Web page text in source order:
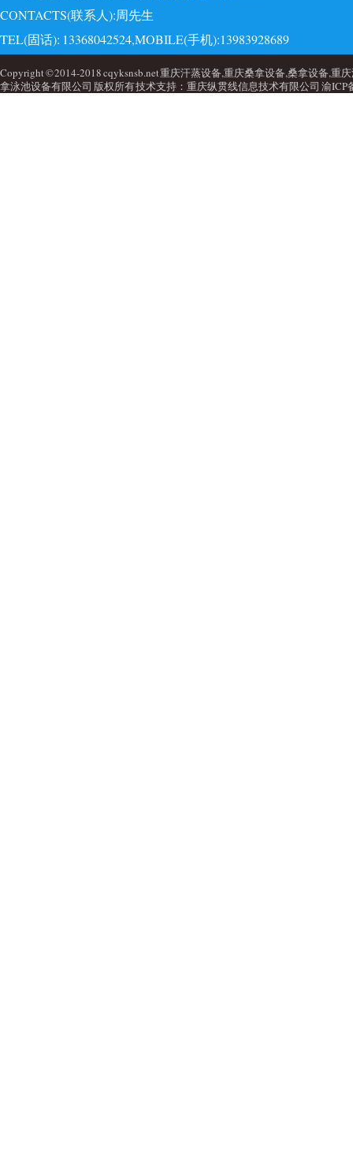
CONTACTS(联系人):周先生
TEL(固话): 13368042524,MOBILE(手机):13983928689
Copyright © 2014-2018 cqyksnsb.net 重庆汗蒸设备,重庆桑拿设备,桑拿设备,重
拿泳池设备有限公司 版权所有 技术支持：重庆纵贯线信息技术有限公司 渝ICP